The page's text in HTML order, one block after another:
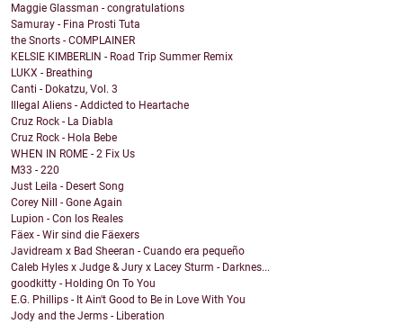
Maggie Glassman - congratulations
Samuray - Fina Prosti Tuta
the Snorts - COMPLAINER
KELSIE KIMBERLIN - Road Trip Summer Remix
LUKX - Breathing
Canti - Dokatzu, Vol. 3
Illegal Aliens - Addicted to Heartache
Cruz Rock - La Diabla
Cruz Rock - Hola Bebe
WHEN IN ROME - 2 Fix Us
M33 - 220
Just Leila - Desert Song
Corey Nill - Gone Again
Lupion - Con los Reales
Fäex - Wir sind die Fäexers
Javidream x Bad Sheeran - Cuando era pequeño
Caleb Hyles x Judge & Jury x Lacey Sturm - Darknes...
goodkitty - Holding On To You
E.G. Phillips - It Ain't Good to Be in Love With You
Jody and the Jerms - Liberation